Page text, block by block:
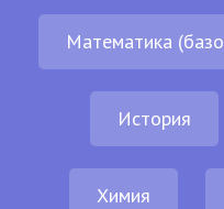
Математика
История
Химия